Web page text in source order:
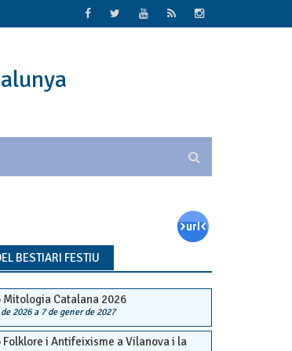
BESTIARI FESTIU
Mitologia Catalana 2026
2026a 7 de gener de 2027
Folklore i Antifeixisme a Vilanova i la